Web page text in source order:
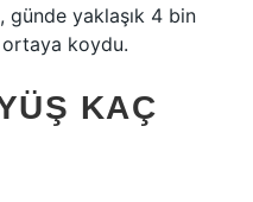
günde yaklaşık 4 bin
ortaya koydu.
KAÇ